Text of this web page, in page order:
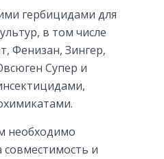
гербицидами для
в том числе
Фенизан, Зингер,
Супер и
необходимо
совместимость и